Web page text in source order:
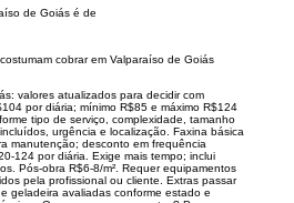
de Goiás é de
cobrar em Valparaíso de Goiás
valores atualizados para decidir com
por diária; mínimo R$85 e máximo R$124
tipo de serviço, complexidade, tamanho
urgência e localização. Faxina básica
manutenção; desconto em frequência
124 por diária. Exige mais tempo; inclui
Pós-obra R$6-8/m². Requer equipamentos
pela profissional ou cliente. Extras passar
geladeira avaliadas conforme estado e